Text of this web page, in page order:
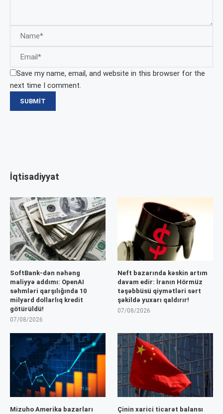
Save my name, email, and website in this browser for the
next time I comment.
İqtisadiyyat
SoftBank-dən nəhəng
maliyyə addımı: OpenAI
səhmləri qarşılığında 10
milyard dollarlıq kredit
götürüldü!
07/08/2026
Neft bazarında kəskin artım
davam edir: İranın Hörmüz
təşəbbüsü qiymətləri sərt
şəkildə yuxarı qaldırır!
07/08/2026
Mizuho Amerika bazarları
Çinin xarici ticarət balansı